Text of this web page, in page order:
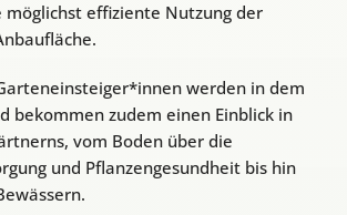
möglichst effiziente Nutzung der
werden in dem
bekommen zudem einen Einblick in
vom Boden über die
und Pflanzengesundheit bis hin